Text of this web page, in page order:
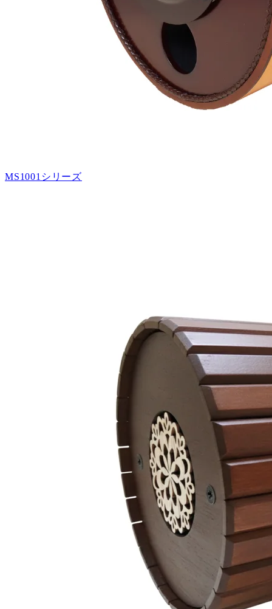
MS1001シリーズ